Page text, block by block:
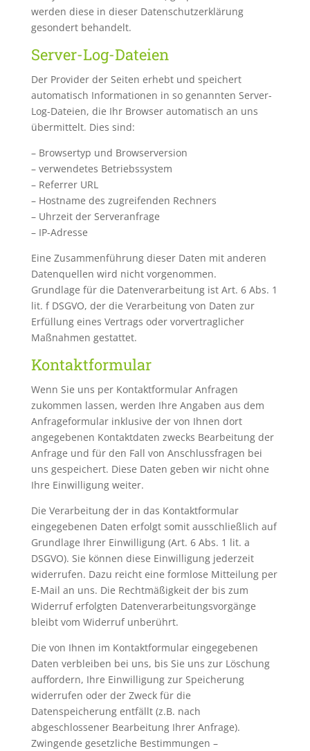
werden diese in dieser Datenschutzerklärung
gesondert behandelt.
Server-Log-Dateien
Der Provider der Seiten erhebt und speichert
automatisch Informationen in so genannten Server-
Log-Dateien, die Ihr Browser automatisch an uns
übermittelt. Dies sind:
– Browsertyp und Browserversion
– verwendetes Betriebssystem
– Referrer URL
– Hostname des zugreifenden Rechners
– Uhrzeit der Serveranfrage
– IP-Adresse
Eine Zusammenführung dieser Daten mit anderen
Datenquellen wird nicht vorgenommen.
Grundlage für die Datenverarbeitung ist Art. 6 Abs. 1
lit. f DSGVO, der die Verarbeitung von Daten zur
Erfüllung eines Vertrags oder vorvertraglicher
Maßnahmen gestattet.
Kontaktformular
Wenn Sie uns per Kontaktformular Anfragen
zukommen lassen, werden Ihre Angaben aus dem
Anfrageformular inklusive der von Ihnen dort
angegebenen Kontaktdaten zwecks Bearbeitung der
Anfrage und für den Fall von Anschlussfragen bei
uns gespeichert. Diese Daten geben wir nicht ohne
Ihre Einwilligung weiter.
Die Verarbeitung der in das Kontaktformular
eingegebenen Daten erfolgt somit ausschließlich auf
Grundlage Ihrer Einwilligung (Art. 6 Abs. 1 lit. a
DSGVO). Sie können diese Einwilligung jederzeit
widerrufen. Dazu reicht eine formlose Mitteilung per
E-Mail an uns. Die Rechtmäßigkeit der bis zum
Widerruf erfolgten Datenverarbeitungsvorgänge
bleibt vom Widerruf unberührt.
Die von Ihnen im Kontaktformular eingegebenen
Daten verbleiben bei uns, bis Sie uns zur Löschung
auffordern, Ihre Einwilligung zur Speicherung
widerrufen oder der Zweck für die
Datenspeicherung entfällt (z.B. nach
abgeschlossener Bearbeitung Ihrer Anfrage).
Zwingende gesetzliche Bestimmungen –